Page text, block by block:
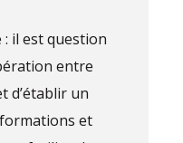
il est question
entre
d’établir un
et